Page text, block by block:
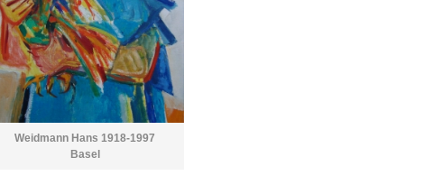
Weidmann Hans 1918-1997
Basel